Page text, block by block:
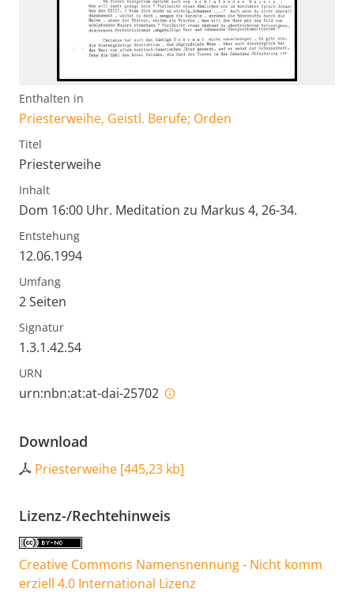
Enthalten in
Priesterweihe, Geistl. Berufe; Orden
Titel
Priesterweihe
Inhalt
Dom 16:00 Uhr. Meditation zu Markus 4, 26-34.
Entstehung
12.06.1994
Umfang
2 Seiten
Signatur
1.3.1.42.54
URN
urn:nbn:at:at-dai-25702
Download
Priesterweihe [445,23 kb]
Lizenz-/Rechtehinweis
Creative Commons Namensnennung - Nicht komm
erziell 4.0 International Lizenz